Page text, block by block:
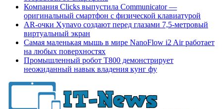
Компания Clicks выпустила Communicator —
оригинальный смартфон с физической клавиатурой
AR-очки Xynavo создают перед глазами 7,5-метровый
виртуальный экран
Самая маленькая мышь в мире NanoFlow i2 Air работает
на любых поверхностях
Промышленный робот Т800 демонстрирует
неожиданный навык владения кунг фу